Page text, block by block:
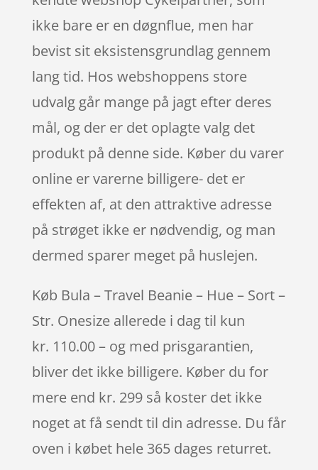
ikke bare er en døgnflue, men har
bevist sit eksistensgrundlag gennem
lang tid. Hos webshoppens store
udvalg går mange på jagt efter deres
mål, og der er det oplagte valg det
produkt på denne side. Køber du varer
online er varerne billigere- det er
effekten af, at den attraktive adresse
på strøget ikke er nødvendig, og man
dermed sparer meget på huslejen.
Køb Bula – Travel Beanie – Hue – Sort –
Str. Onesize allerede i dag til kun
kr. 110.00 – og med prisgarantien,
bliver det ikke billigere. Køber du for
mere end kr. 299 så koster det ikke
noget at få sendt til din adresse. Du får
oven i købet hele 365 dages returret.